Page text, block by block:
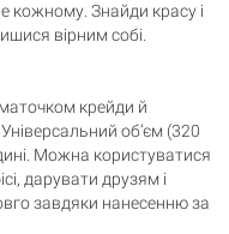
кожному. Знайди красу і
вірним собі.
крейди й
об’єм (320
Можна користуватися
дарувати друзям і
завдяки нанесенню за